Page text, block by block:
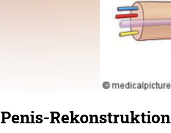
Penis-Rekonstruktion